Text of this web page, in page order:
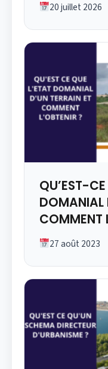
20 juillet 2026
QU’EST-
DOMANIAL
COMMENT
27 août 2023